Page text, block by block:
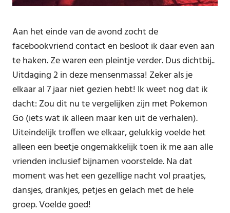
Aan het einde van de avond zocht de
facebookvriend contact en besloot ik daar even aan
te haken. Ze waren een pleintje verder. Dus dichtbij..
Uitdaging 2 in deze mensenmassa! Zeker als je
elkaar al 7 jaar niet gezien hebt! Ik weet nog dat ik
dacht: Zou dit nu te vergelijken zijn met Pokemon
Go (iets wat ik alleen maar ken uit de verhalen).
Uiteindelijk troffen we elkaar, gelukkig voelde het
alleen een beetje ongemakkelijk toen ik me aan alle
vrienden inclusief bijnamen voorstelde. Na dat
moment was het een gezellige nacht vol praatjes,
dansjes, drankjes, petjes en gelach met de hele
groep. Voelde goed!